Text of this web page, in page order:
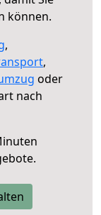
können.
,
,
oder
nach